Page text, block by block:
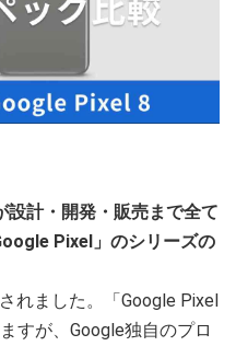
計・開発・販売まで全て
Pixel」のシリーズの
れました。「Google Pixel
すが、Google独自のプロ